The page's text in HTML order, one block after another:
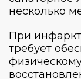
несколько
При
требует